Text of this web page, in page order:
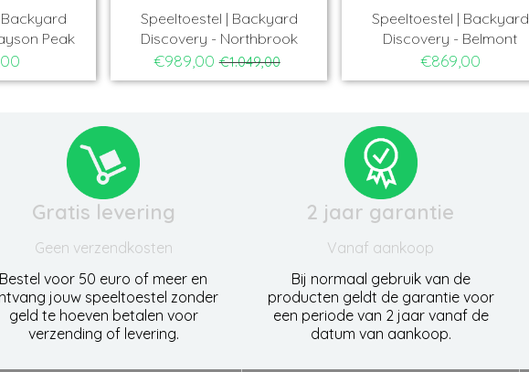
Peak
Speeltoestel | Backyard
Discovery - Northbrook
€989,00 €1.049,00
Speeltoestel | Backyard
Discovery - Belmont
€869,00
Gratis levering
Geen verzendkosten
Bestel voor 50 euro of meer en
jouw speeltoestel zonder
geld te hoeven betalen voor
verzending of levering.
2 jaar garantie
Vanaf aankoop
Bij normaal gebruik van de
producten geldt de garantie voor
een periode van 2 jaar vanaf de
datum van aankoop.